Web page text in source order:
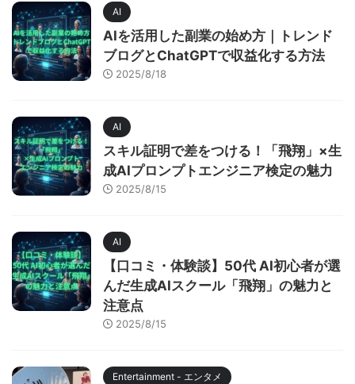
AI
AIを活用した副業の始め方｜トレンド
ブログとChatGPTで収益化する方法
2025/8/18
AI
スキル証明で差をつける！「飛翔」×生
成AIプロンプトエンジニア検定の魅力
2025/8/15
AI
【口コミ・体験談】50代 AI初心者が選
んだ生成AIスクール「飛翔」の魅力と
注意点
2025/8/15
Entertainment - エンタメ